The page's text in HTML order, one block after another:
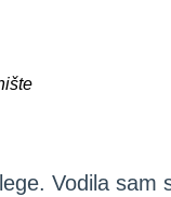
Vodila sam